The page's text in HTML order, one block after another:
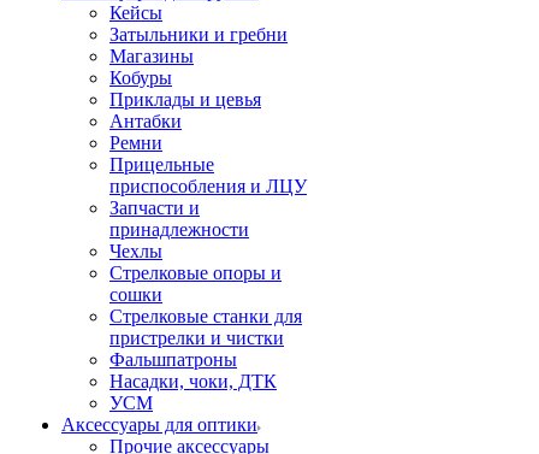
Кейсы
Затыльники и гребни
Магазины
Кобуры
Приклады и цевья
Антабки
Ремни
Прицельные
приспособления и ЛЦУ
Запчасти и
принадлежности
Чехлы
Стрелковые опоры и
сошки
Стрелковые станки для
пристрелки и чистки
Фальшпатроны
Насадки, чоки, ДТК
УСМ
Аксессуары для оптики
Прочие аксессуары